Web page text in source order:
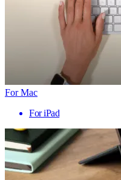
For Mac
For iPad